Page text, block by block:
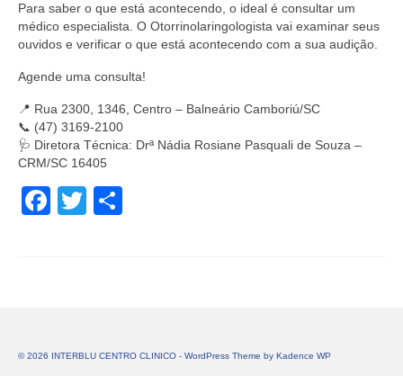
Para saber o que está acontecendo, o ideal é consultar um
médico especialista. O Otorrinolaringologista vai examinar seus
ouvidos e verificar o que está acontecendo com a sua audição.
Agende uma consulta!
📍 Rua 2300, 1346, Centro – Balneário Camboriú/SC
📞 (47) 3169-2100
🩺 Diretora Técnica: Drª Nádia Rosiane Pasquali de Souza –
CRM/SC 16405
Facebook
Twitter
© 2026 INTERBLU CENTRO CLINICO - WordPress Theme by Kadence WP